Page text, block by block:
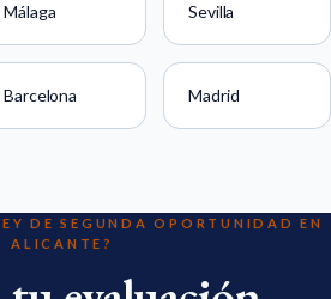
Málaga Sevilla
Barcelona Madrid
DE SEGUNDA OPORTUNIDAD EN
ALICANTE?